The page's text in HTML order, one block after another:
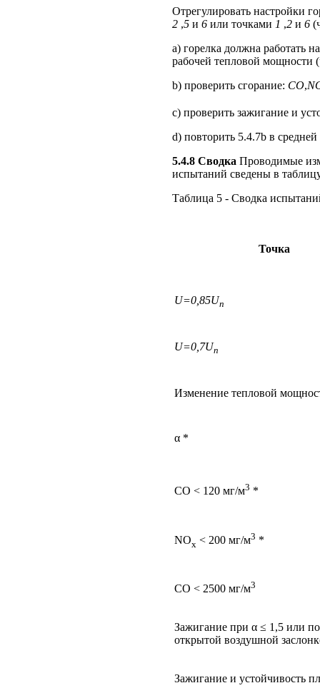
Отрегулировать настройки
2 ,5 и 6 или точками 1 ,2 и 6
a) горелка должна работать
рабочей тепловой мощности
b) проверить сгорание: CO,
c) проверить зажигание и
d) повторить 5.4.7b в
5.4.8 Сводка Проводимые
испытаний сведены в
Таблица 5 - Сводка
Точка
U=0,85Un
U=0,7Un
Изменение тепловой
α *
CO < 120 мг/м3 *
NOx < 200 мг/м3 *
CO < 2500 мг/м3
Зажигание при α ≤ 1,5 или
открытой воздушной
Зажигание и устойчивость